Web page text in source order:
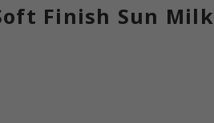
Finish Sun Milk